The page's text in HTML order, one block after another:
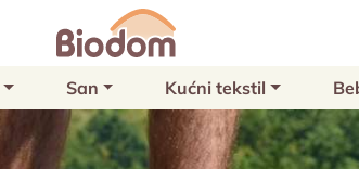
San Kućni tekstil